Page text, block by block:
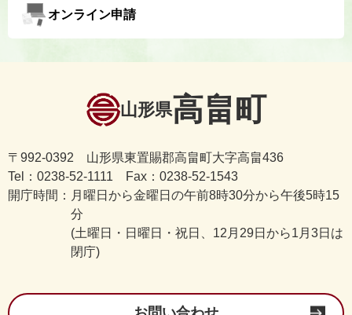
オンライン申請
山形県高畠町
〒992-0392 山形県東置賜郡高畠町大字高畠436
Tel：0238-52-1111 Fax：0238-52-1543
開庁時間： 月曜日から金曜日の午前8時30分から午後5時15
分
(土曜日・日曜日・祝日、12月29日から1月3日は
閉庁)